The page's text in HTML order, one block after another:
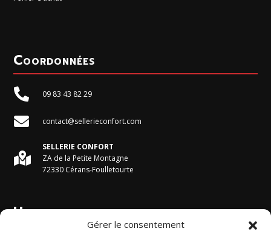
Gérer le consentement
Coordonnées
 09 83 43 82 29
 contact@sellerieconfort.com

SELLERIE CONFORT
ZA de la Petite Montagne
72330 Cérans-Foulletourte
Horaires du magasin